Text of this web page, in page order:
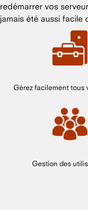
redémarrer vos
jamais été aussi facile
Gérez facilement tous
Gestion des